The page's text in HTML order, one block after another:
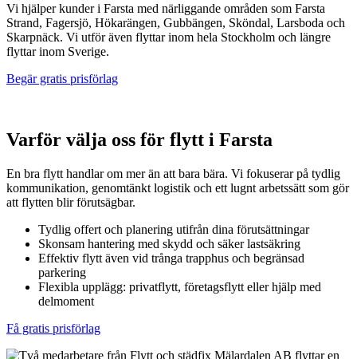
Vi hjälper kunder i Farsta med närliggande områden som Farsta
Strand, Fagersjö, Hökarängen, Gubbängen, Sköndal, Larsboda och
Skarpnäck. Vi utför även flyttar inom hela Stockholm och längre
flyttar inom Sverige.
Begär gratis prisförlag
Varför välja oss för flytt i Farsta
En bra flytt handlar om mer än att bara bära. Vi fokuserar på tydlig
kommunikation, genomtänkt logistik och ett lugnt arbetssätt som gör
att flytten blir förutsägbar.
Tydlig offert och planering utifrån dina förutsättningar
Skonsam hantering med skydd och säker lastsäkring
Effektiv flytt även vid trånga trapphus och begränsad
parkering
Flexibla upplägg: privatflytt, företagsflytt eller hjälp med
delmoment
Få gratis prisförlag